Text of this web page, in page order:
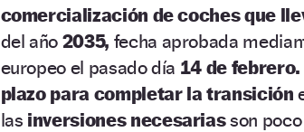
comercialización de coches que
del año 2035, fecha aprobada
europeo el pasado día 14 de febrero.
plazo para completar la transición
las inversiones necesariasson poco